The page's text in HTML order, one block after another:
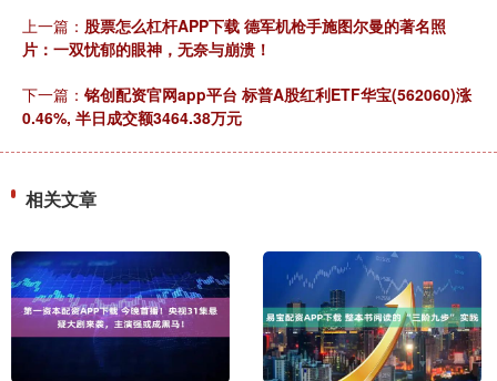
上一篇： 股票怎么杠杆APP下载 德军机枪手施图尔曼的著名照
片：一双忧郁的眼神，无奈与崩溃！
下一篇： 铭创配资官网app平台 标普A股红利ETF华宝(562060)涨
0.46%, 半日成交额3464.38万元
相关文章